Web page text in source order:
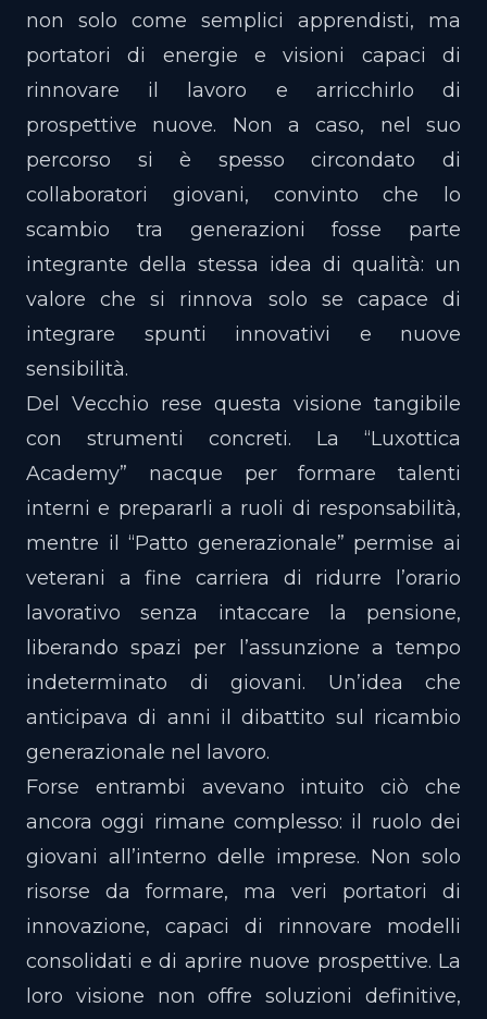
non solo come semplici apprendisti, ma
portatori di energie e visioni capaci di
rinnovare il lavoro e arricchirlo di
prospettive nuove. Non a caso, nel suo
percorso si è spesso circondato di
collaboratori giovani, convinto che lo
scambio tra generazioni fosse parte
integrante della stessa idea di qualità: un
valore che si rinnova solo se capace di
integrare spunti innovativi e nuove
sensibilità.
Del Vecchio rese questa visione tangibile
con strumenti concreti. La “Luxottica
Academy” nacque per formare talenti
interni e prepararli a ruoli di responsabilità,
mentre il “Patto generazionale” permise ai
veterani a fine carriera di ridurre l’orario
lavorativo senza intaccare la pensione,
liberando spazi per l’assunzione a tempo
indeterminato di giovani. Un’idea che
anticipava di anni il dibattito sul ricambio
generazionale nel lavoro.
Forse entrambi avevano intuito ciò che
ancora oggi rimane complesso: il ruolo dei
giovani all’interno delle imprese. Non solo
risorse da formare, ma veri portatori di
innovazione, capaci di rinnovare modelli
consolidati e di aprire nuove prospettive. La
loro visione non offre soluzioni definitive,